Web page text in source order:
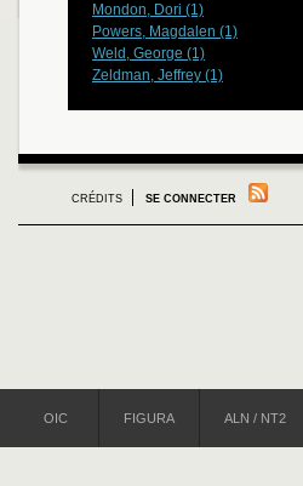
Mondon, Dori (1)
Powers, Magdalen (1)
Weld, George (1)
Zeldman, Jeffrey (1)
CRÉDITS SE CONNECTER
OIC FIGURA ALN / NT2